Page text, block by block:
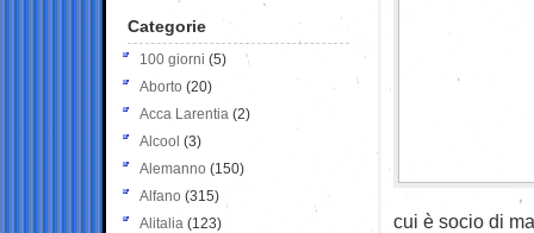
cui è socio di
Categorie
100 giorni (5)
Aborto (20)
Acca Larentia (2)
Alcool (3)
Alemanno (150)
Alfano (315)
Alitalia (123)